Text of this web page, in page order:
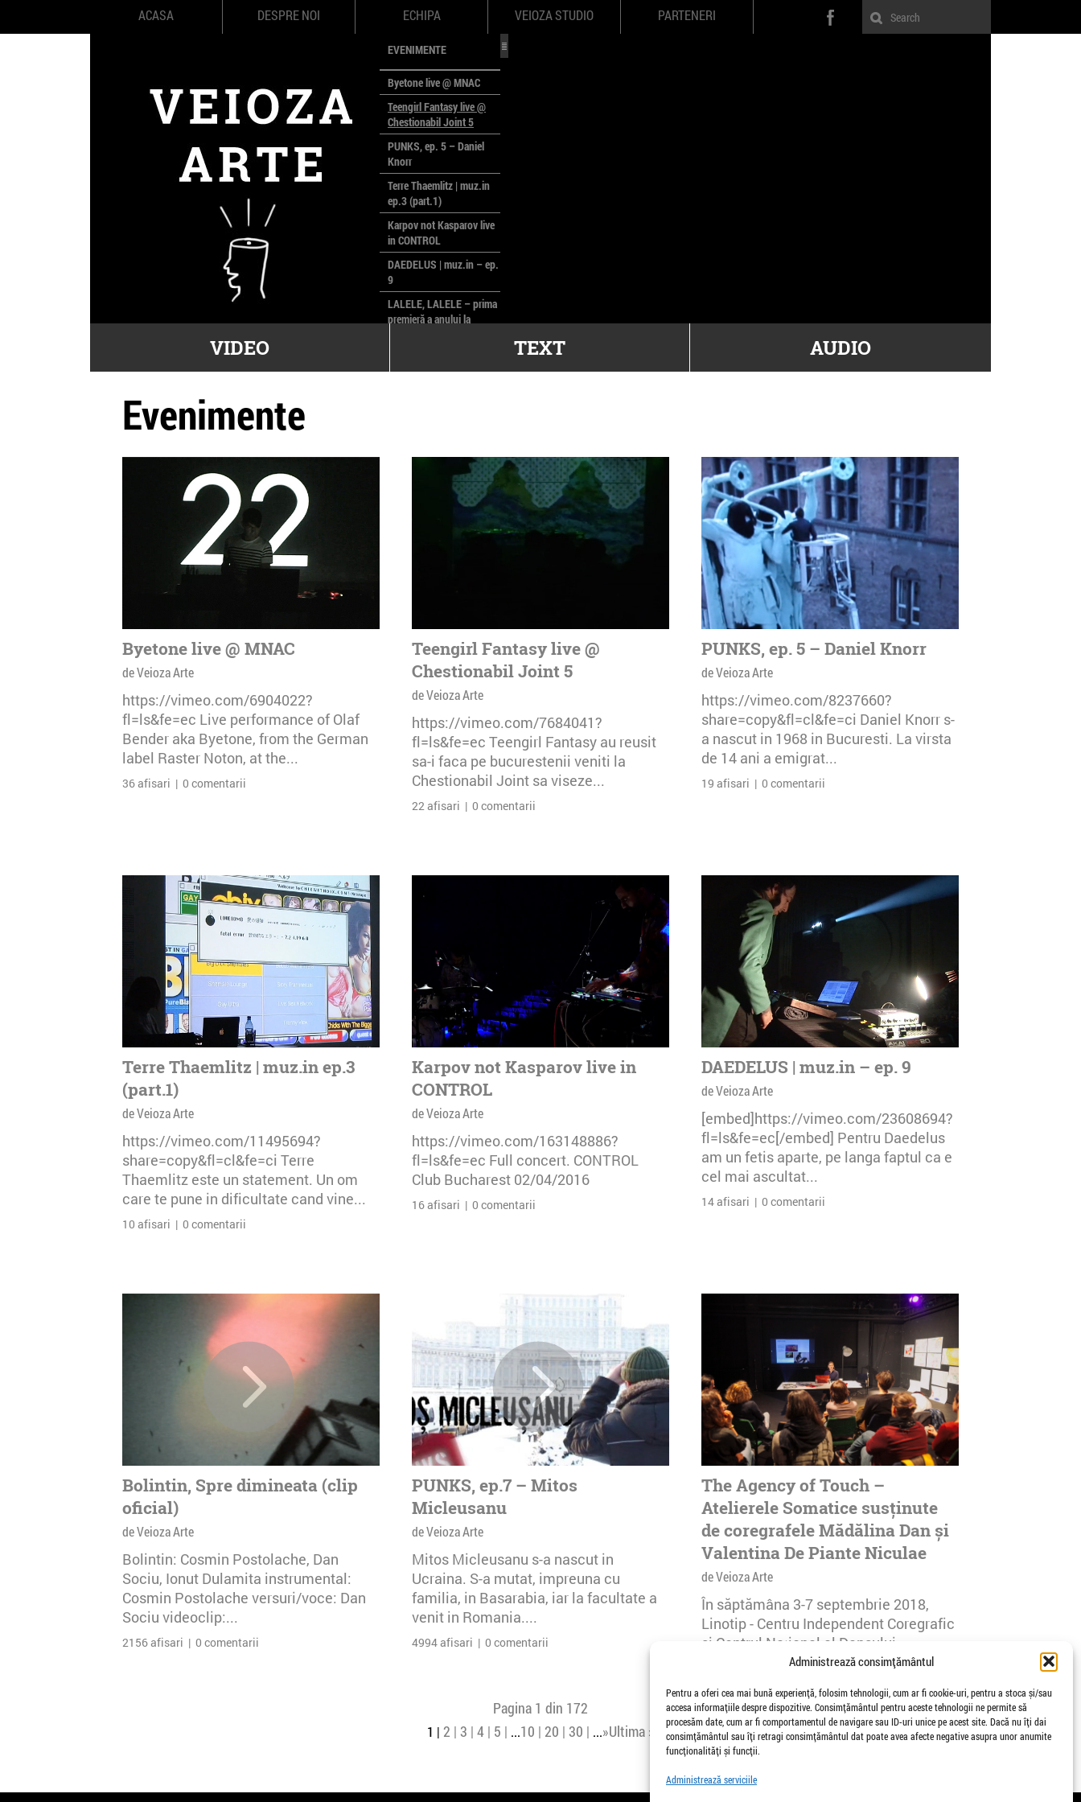
Administrează consimțământul
Pentru a oferi cea mai bună experiență, folosim tehnologii, cum ar fi cookie-uri, pentru a stoca și/sau
accesa informațiile despre dispozitive. Consimțământul pentru aceste tehnologii ne permite să
procesăm date, cum ar fi comportamentul de navigare sau ID-uri unice pe acest site. Dacă nu îți dai
consimțământul sau îți retragi consimțământul dat poate avea afecte negative asupra unor anumite
funcționalități și funcții.
Administrează serviciile
ACASA DESPRE NOI ECHIPA VEIOZA STUDIO PARTENERI
EVENIMENTE
Byetone live @ MNAC
Teengirl Fantasy live @
Chestionabil Joint 5
PUNKS, ep. 5 – Daniel
Knorr
Terre Thaemlitz | muz.in
ep.3 (part.1)
Karpov not Kasparov live
in CONTROL
DAEDELUS | muz.in – ep.
9
LALELE, LALELE – prima
premieră a anului la
poloneze la București
VIDEO TEXT AUDIO
Evenimente
Byetone live @ MNAC
de Veioza Arte
https://vimeo.com/6904022?
fl=ls&fe=ec Live performance of Olaf
Bender aka Byetone, from the German
label Raster Noton, at the...
36 afisari | 0 comentarii
Teengirl Fantasy live @
Chestionabil Joint 5
de Veioza Arte
https://vimeo.com/7684041?
fl=ls&fe=ec Teengirl Fantasy au reusit
sa-i faca pe bucurestenii veniti la
Chestionabil Joint sa viseze...
22 afisari | 0 comentarii
PUNKS, ep. 5 – Daniel Knorr
de Veioza Arte
https://vimeo.com/8237660?
share=copy&fl=cl&fe=ci Daniel Knorr s-
a nascut in 1968 in Bucuresti. La virsta
de 14 ani a emigrat...
19 afisari | 0 comentarii
Terre Thaemlitz | muz.in ep.3
(part.1)
de Veioza Arte
https://vimeo.com/11495694?
share=copy&fl=cl&fe=ci Terre
Thaemlitz este un statement. Un om
care te pune in dificultate cand vine...
10 afisari | 0 comentarii
Karpov not Kasparov live in
CONTROL
de Veioza Arte
https://vimeo.com/163148886?
fl=ls&fe=ec Full concert. CONTROL
Club Bucharest 02/04/2016
16 afisari | 0 comentarii
DAEDELUS | muz.in – ep. 9
de Veioza Arte
[embed]https://vimeo.com/23608694?
fl=ls&fe=ec[/embed] Pentru Daedelus
am un fetis aparte, pe langa faptul ca e
cel mai ascultat...
14 afisari | 0 comentarii
Bolintin, Spre dimineata (clip
oficial)
de Veioza Arte
Bolintin: Cosmin Postolache, Dan
Sociu, Ionut Dulamita instrumental:
Cosmin Postolache versuri/voce: Dan
Sociu videoclip:...
2156 afisari | 0 comentarii
PUNKS, ep.7 – Mitos
Micleusanu
de Veioza Arte
Mitos Micleusanu s-a nascut in
Ucraina. S-a mutat, impreuna cu
familia, in Basarabia, iar la facultate a
venit in Romania....
4994 afisari | 0 comentarii
The Agency of Touch –
Atelierele Somatice susținute
de coregrafele Mădălina Dan și
Valentina De Piante Niculae
de Veioza Arte
În săptămâna 3-7 septembrie 2018,
Linotip - Centru Independent Coregrafic
și Centrul Național al Dansului
26 afisari | 0 comentarii
Pagina 1 din 172
1 2 3 4 5 ...10 20 30 ...»Ultima »